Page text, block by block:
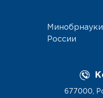
Минобрнауки
России
677000,